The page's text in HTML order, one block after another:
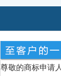
尊敬的商标申请